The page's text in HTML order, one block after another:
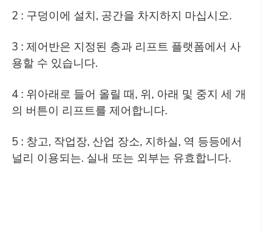
2 : 구덩이에 설치, 공간을 차지하지 마십시오.
3 : 제어반은 지정된 층과 리프트 플랫폼에서 사
용할 수 있습니다.
4 : 위아래로 들어 올릴 때, 위, 아래 및 중지 세 개
의 버튼이 리프트를 제어합니다.
5 : 창고, 작업장, 산업 장소, 지하실, 역 등등에서
널리 이용되는. 실내 또는 외부는 유효합니다.